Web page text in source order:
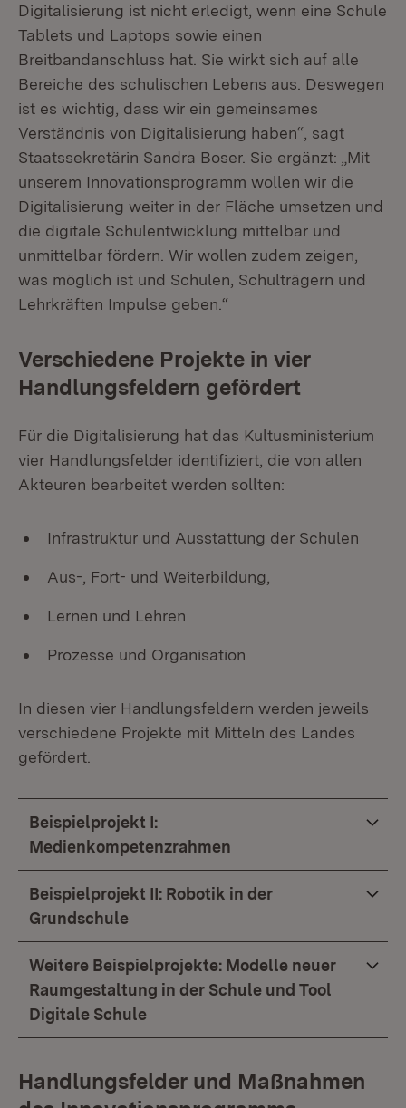
Digitalisierung ist nicht erledigt, wenn eine Schule
Tablets und Laptops sowie einen
Breitbandanschluss hat. Sie wirkt sich auf alle
Bereiche des schulischen Lebens aus. Deswegen
ist es wichtig, dass wir ein gemeinsames
Verständnis von Digitalisierung haben“, sagt
Staatssekretärin Sandra Boser. Sie ergänzt: „Mit
unserem Innovationsprogramm wollen wir die
Digitalisierung weiter in der Fläche umsetzen und
die digitale Schulentwicklung mittelbar und
unmittelbar fördern. Wir wollen zudem zeigen,
was möglich ist und Schulen, Schulträgern und
Lehrkräften Impulse geben.“
Verschiedene Projekte in vier
Handlungsfeldern gefördert
Für die Digitalisierung hat das Kultusministerium
vier Handlungsfelder identifiziert, die von allen
Akteuren bearbeitet werden sollten:
Infrastruktur und Ausstattung der Schulen
Aus-, Fort- und Weiterbildung,
Lernen und Lehren
Prozesse und Organisation
In diesen vier Handlungsfeldern werden jeweils
verschiedene Projekte mit Mitteln des Landes
gefördert.
Beispielprojekt I:
Medienkompetenzrahmen
Beispielprojekt II: Robotik in der
Grundschule
Weitere Beispielprojekte: Modelle neuer
Raumgestaltung in der Schule und Tool
Digitale Schule
Handlungsfelder und Maßnahmen